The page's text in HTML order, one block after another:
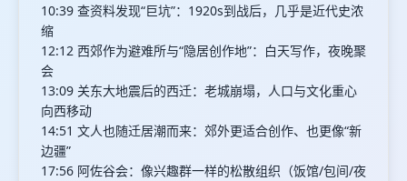
10:39 查资料发现“巨坑”：1920s到战后，几乎是近代史浓
缩
12:12 西郊作为避难所与“隐居创作地”：白天写作，夜晚聚
会
13:09 关东大地震后的西迁：老城崩塌，人口与文化重心
向西移动
14:51 文人也随迁居潮而来：郊外更适合创作、也更像“新
边疆”
17:56 阿佐谷会：像兴趣群一样的松散组织（饭馆/包间/夜